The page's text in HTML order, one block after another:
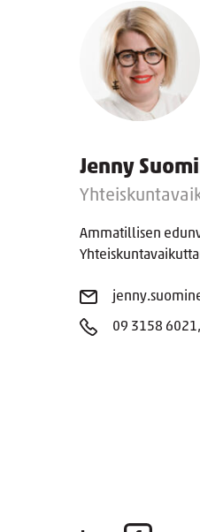
Jenny
Ammatillisen
09 3158